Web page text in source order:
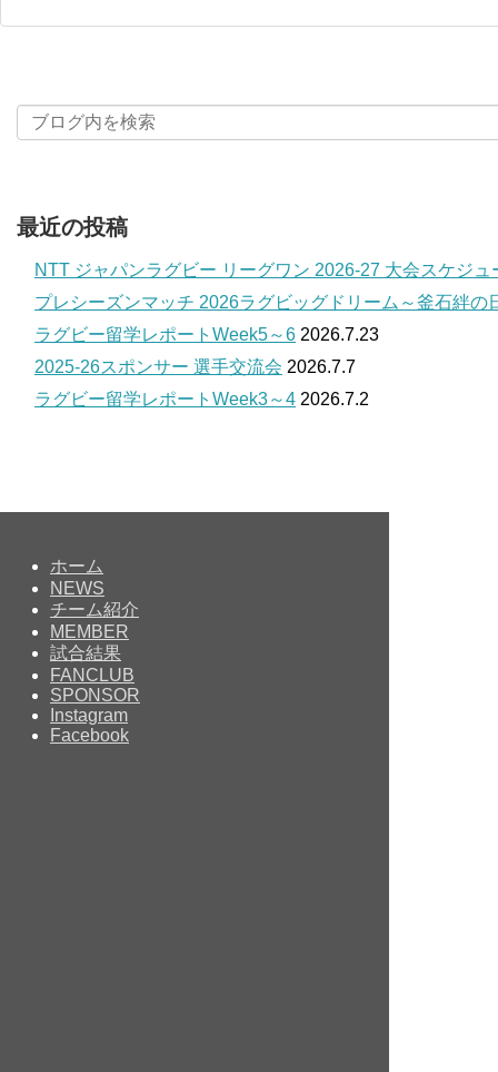
最近の投稿
NTT ジャパンラグビー リーグワン 2026-27 大会スケジュ
プレシーズンマッチ 2026ラグビッグドリーム～釜石絆の
ラグビー留学レポートWeek5～6 2026.7.23
2025-26スポンサー 選手交流会 2026.7.7
ラグビー留学レポートWeek3～4 2026.7.2
ホーム
NEWS
チーム紹介
MEMBER
試合結果
FANCLUB
SPONSOR
Instagram
Facebook